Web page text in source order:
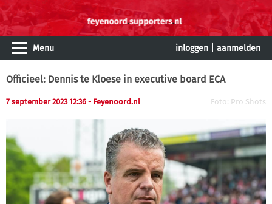
Menu inloggen aanmelden
Officieel: Dennis te Kloese in executive board ECA
7 september 2023 12:36 - Feyenoord.nl Foto: Pro Shots